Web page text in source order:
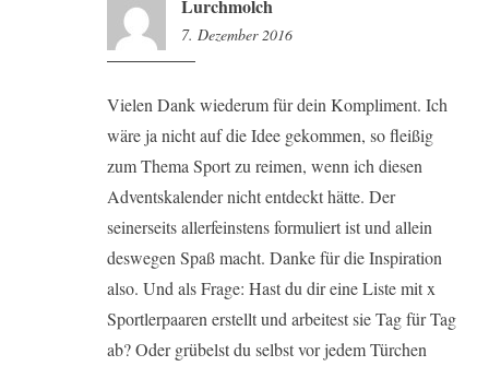
Lurchmolch
7. Dezember 2016
Vielen Dank wiederum für dein Kompliment. Ich
wäre ja nicht auf die Idee gekommen, so fleißig
zum Thema Sport zu reimen, wenn ich diesen
Adventskalender nicht entdeckt hätte. Der
seinerseits allerfeinstens formuliert ist und allein
deswegen Spaß macht. Danke für die Inspiration
also. Und als Frage: Hast du dir eine Liste mit x
Sportlerpaaren erstellt und arbeitest sie Tag für Tag
ab? Oder grübelst du selbst vor jedem Türchen